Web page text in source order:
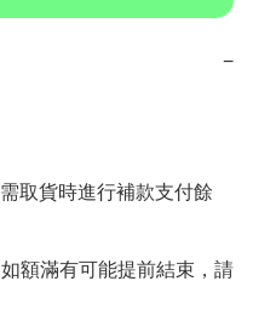
−
取貨時進行補款支付餘
額滿有可能提前結束，請